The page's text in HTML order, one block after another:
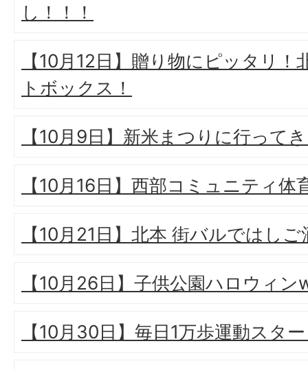
し！！！
【10月12日】贈り物にピッタリ
トボックス！
【10月9日】新米まつりに行って
【10月16日】西部コミュニティ体
【10月21日】北本 街バルではしご
【10月26日】子供公園ハロウィン
【10月30日】毎日1万歩運動スタ